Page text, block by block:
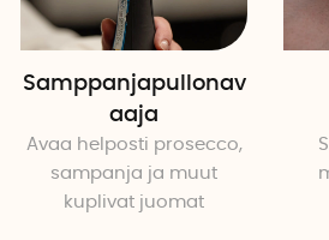
Samppanjapullonav
aaja
Avaa helposti prosecco,
sampanja ja muut
kuplivat juomat